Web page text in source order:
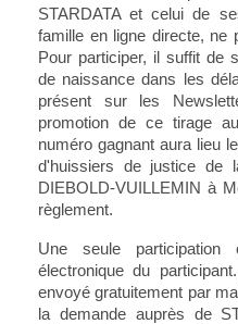
STARDATA et celui de
famille en ligne directe, ne
Pour participer, il suffit de
de naissance dans les
présent sur les
promotion de ce tirage
numéro gagnant aura lieu
d'huissiers de justice de
DIEBOLD-VUILLEMIN à
règlement.
Une seule
électronique du
envoyé gratuitement par
la demande auprès de